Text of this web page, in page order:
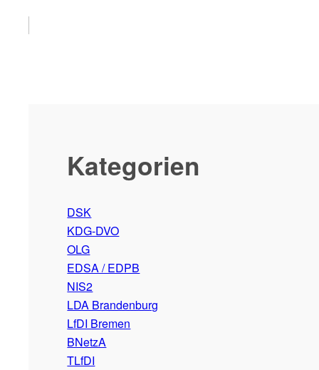
Kategorien
DSK
KDG-DVO
OLG
EDSA / EDPB
NIS2
LDA Brandenburg
LfDI Bremen
BNetzA
TLfDI